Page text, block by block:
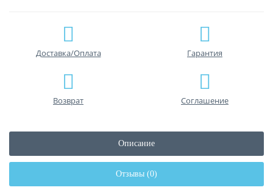
Доставка/Оплата Гарантия
Возврат Соглашение
Описание
Отзывы (0)